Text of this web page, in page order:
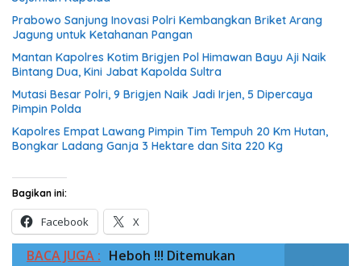
Prabowo Sanjung Inovasi Polri Kembangkan Briket Arang
Jagung untuk Ketahanan Pangan
Mantan Kapolres Kotim Brigjen Pol Himawan Bayu Aji Naik
Bintang Dua, Kini Jabat Kapolda Sultra
Mutasi Besar Polri, 9 Brigjen Naik Jadi Irjen, 5 Dipercaya
Pimpin Polda
Kapolres Empat Lawang Pimpin Tim Tempuh 20 Km Hutan,
Bongkar Ladang Ganja 3 Hektare dan Sita 220 Kg
Bagikan ini:
Facebook X
BACA JUGA : Heboh !!! Ditemukan